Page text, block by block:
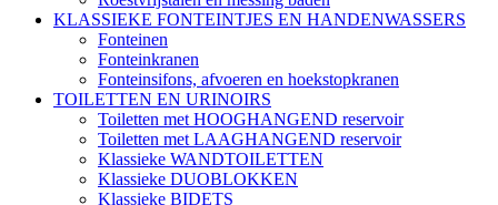
KLASSIEKE FONTEINTJES EN HANDENWASSERS
Fonteinen
Fonteinkranen
Fonteinsifons, afvoeren en hoekstopkranen
TOILETTEN EN URINOIRS
Toiletten met HOOGHANGEND reservoir
Toiletten met LAAGHANGEND reservoir
Klassieke WANDTOILETTEN
Klassieke DUOBLOKKEN
Klassieke BIDETS